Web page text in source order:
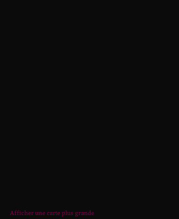
Afficher une carte plus grande